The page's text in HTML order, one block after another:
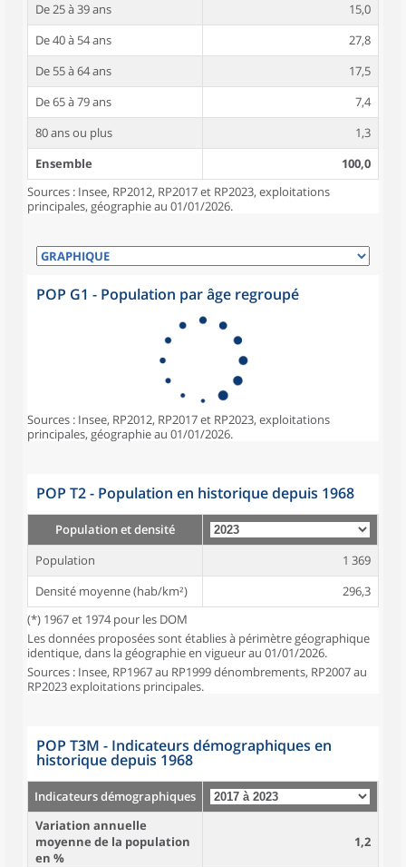
De 25 à 39 ans
15,0
De 40 à 54 ans
27,8
De 55 à 64 ans
17,5
De 65 à 79 ans
7,4
80 ans ou plus
1,3
Ensemble
100,0
Sources : Insee, RP2012, RP2017 et RP2023, exploitations
principales, géographie au 01/01/2026.
POP G1 - Population par âge regroupé
Sources : Insee, RP2012, RP2017 et RP2023, exploitations
principales, géographie au 01/01/2026.
POP T2 - Population en historique depuis 1968
Population et densité
Population
1 369
Densité moyenne (hab/km²)
296,3
(*) 1967 et 1974 pour les DOM
Les données proposées sont établies à périmètre géographique
identique, dans la géographie en vigueur au 01/01/2026.
Sources : Insee, RP1967 au RP1999 dénombrements, RP2007 au
RP2023 exploitations principales.
POP T3M - Indicateurs démographiques en
historique depuis 1968
Indicateurs démographiques
Variation annuelle
moyenne de la population
en %
1,2